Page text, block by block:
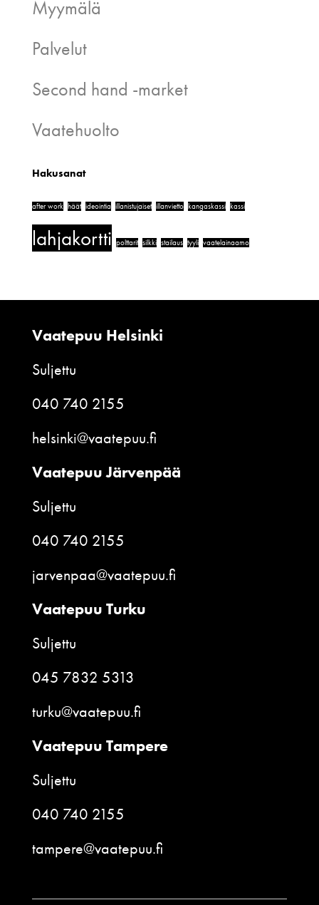
Myymälä
Palvelut
Second hand -market
Vaatehuolto
Hakusanat
after work häät ideointia illanistujaiset illanvietto kangaskassi kassi
lahjakortti polttarit silkki stailaus tyyli vaatelainaamo
Vaatepuu Helsinki
Suljettu
040 740 2155
helsinki@vaatepuu.fi
Vaatepuu Järvenpää
Suljettu
040 740 2155
jarvenpaa@vaatepuu.fi
Vaatepuu Turku
Suljettu
045 7832 5313
turku@vaatepuu.fi
Vaatepuu Tampere
Suljettu
040 740 2155
tampere@vaatepuu.fi